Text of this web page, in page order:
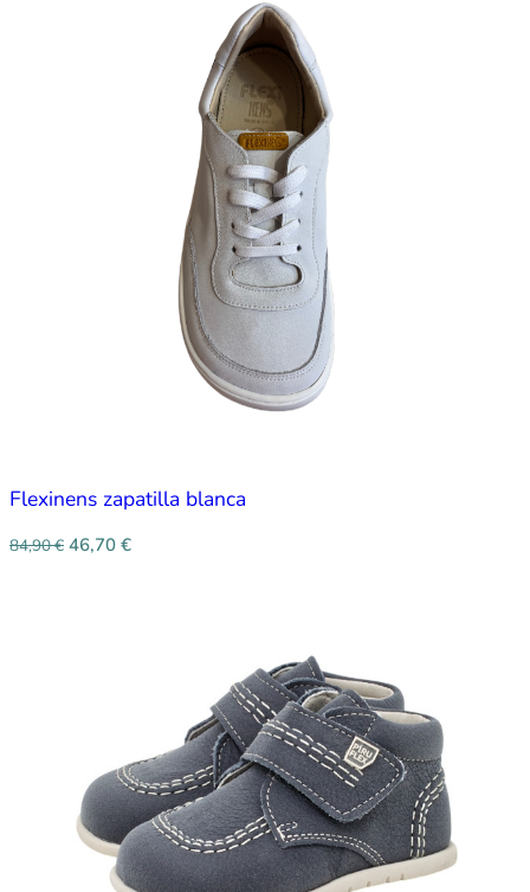
Flexinens zapatilla blanca
84,90€ 46,70 €